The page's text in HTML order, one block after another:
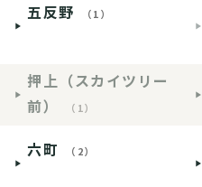
五反野 （1）
押上（スカイツリー
前）
（1）
六町 （2）